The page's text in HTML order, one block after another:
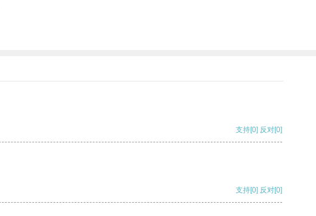
支持[0] 反对[0]
支持[0] 反对[0]